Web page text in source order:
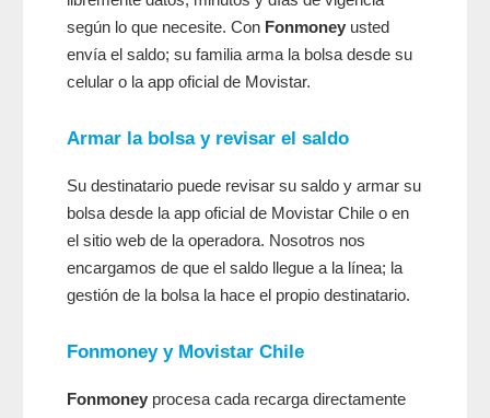
según lo que necesite. Con Fonmoney usted
envía el saldo; su familia arma la bolsa desde su
celular o la app oficial de Movistar.
Armar la bolsa y revisar el saldo
Su destinatario puede revisar su saldo y armar su
bolsa desde la app oficial de Movistar Chile o en
el sitio web de la operadora. Nosotros nos
encargamos de que el saldo llegue a la línea; la
gestión de la bolsa la hace el propio destinatario.
Fonmoneyy Movistar Chile
Fonmoney procesa cada recarga directamente